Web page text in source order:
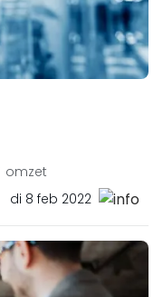
omzet
di 8 feb 2022